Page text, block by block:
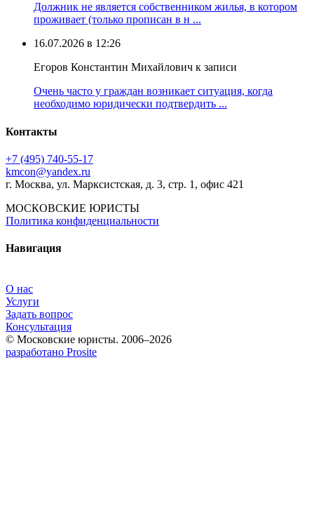
Должник не является собственником жилья, в котором
проживает (только прописан в н ...
16.07.2026 в 12:26
Егоров Константин Михайлович к записи
Очень часто у граждан возникает ситуация, когда
необходимо юридически подтвердить ...
Контакты
+7 (495) 740‑55‑17
kmcon@yandex.ru
г. Москва, ул. Марксистская, д. 3, стр. 1, офис 421
МОСКОВСКИЕ ЮРИСТЫ
Политика конфиденциальности
Навигация
О нас
Услуги
Задать вопрос
Консультация
© Московские юристы. 2006–2026
разработано Prosite